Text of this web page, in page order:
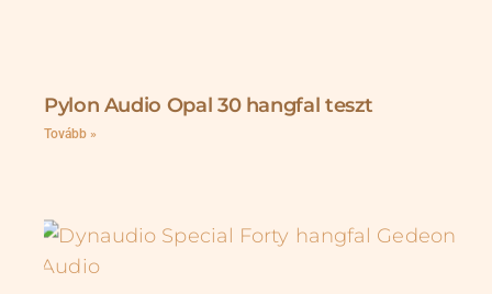
Pylon Audio Opal 30 hangfal teszt
Tovább »